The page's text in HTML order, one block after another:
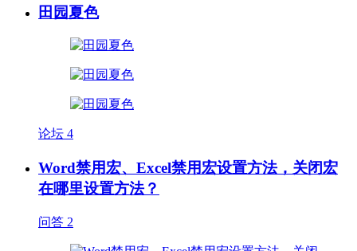
田园夏色
论坛 4
Word禁用宏、Excel禁用宏设置方法，关闭宏
在哪里设置方法？
问答 2